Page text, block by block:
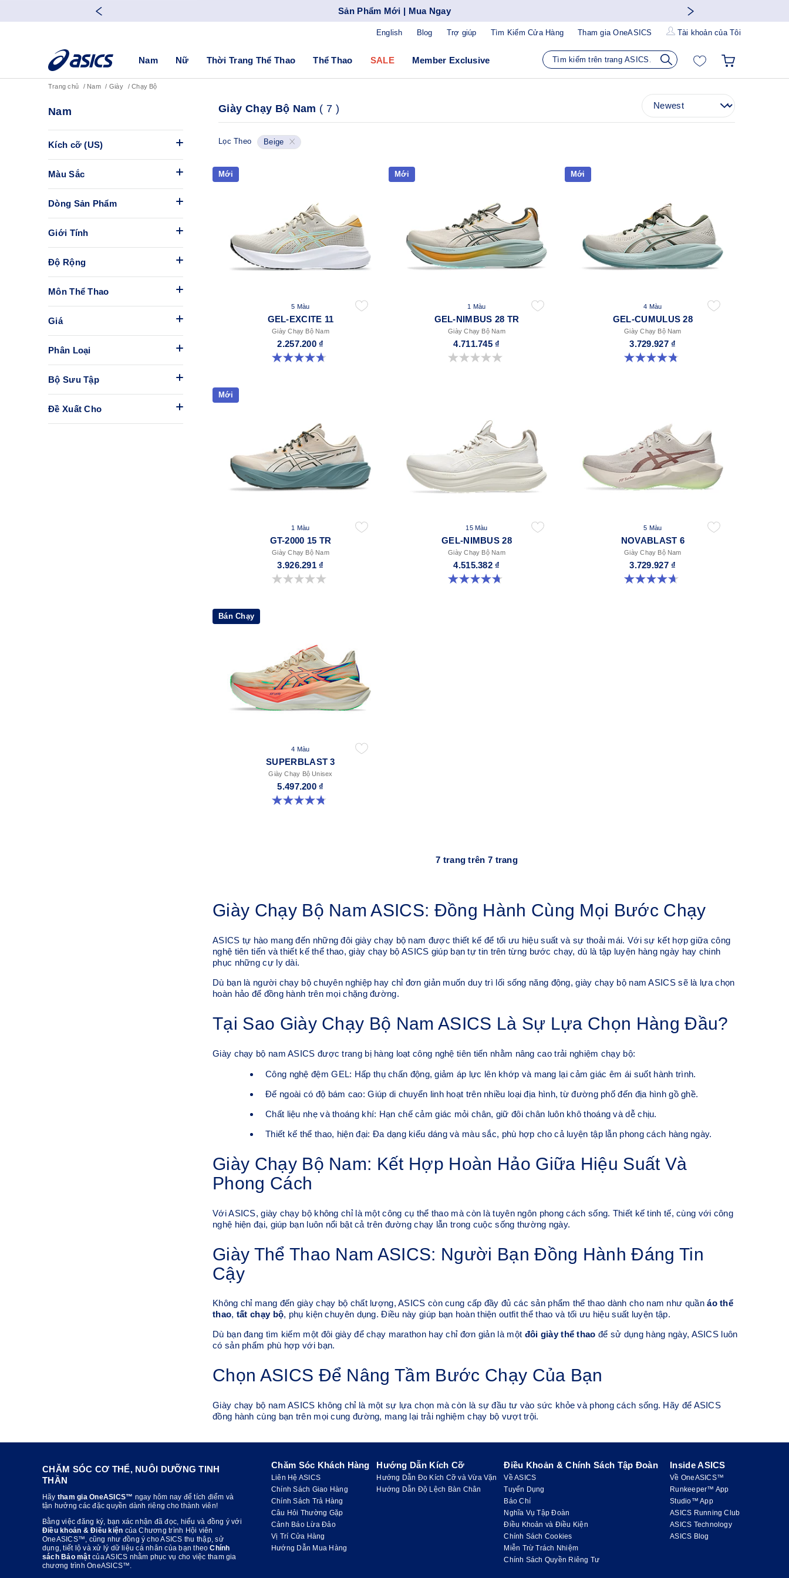
Sản Phẩm Mới | Mua Ngay
Blog Trợ giúp Tìm Kiếm Cửa Hàng Tham gia OneASICS Tài khoản của Tôi
English
Nam Nữ Thời Trang Thể Thao Thể Thao SALE Member Exclusive
Trang chủ Nam Giày Chạy Bộ
Nam
Kích cỡ (US)
Màu Sắc
Dòng Sản Phẩm
Giới Tính
Độ Rộng
Môn Thể Thao
Giá
Phân Loại
Bộ Sưu Tập
Đề Xuất Cho
Giày Chạy Bộ Nam ( 7 )
Lọc Theo Beige
Mới
5 Màu
GEL-EXCITE 11
Giày Chạy Bộ Nam
2.257.200 ₫
4.7 trong số 5 sao. 375 đánh giá
Mới
1 Màu
GEL-NIMBUS 28 TR
Giày Chạy Bộ Nam
4.711.745 ₫
0.0 trong số 5 sao.
Mới
4 Màu
GEL-CUMULUS 28
Giày Chạy Bộ Nam
3.729.927 ₫
4.8 trong số 5 sao. 85 đánh giá
Mới
1 Màu
GT-2000 15 TR
Giày Chạy Bộ Nam
3.926.291 ₫
0.0 trong số 5 sao.
15 Màu
GEL-NIMBUS 28
Giày Chạy Bộ Nam
4.515.382 ₫
4.7 trong số 5 sao. 280 đánh giá
5 Màu
NOVABLAST 6
Giày Chạy Bộ Nam
3.729.927 ₫
4.6 trong số 5 sao. 141 đánh giá
Bán Chạy
4 Màu
SUPERBLAST 3
Giày Chạy Bộ Unisex
5.497.200 ₫
4.8 trong số 5 sao. 761 đánh giá
7 trang trên 7 trang
Giày Chạy Bộ Nam ASICS: Đồng Hành Cùng Mọi Bước Chạy
ASICS tự hào mang đến những đôi giày chạy bộ nam được thiết kế để tối ưu hiệu suất và sự thoải mái. Với sự kết hợp giữa công
nghệ tiên tiến và thiết kế thể thao, giày chạy bộ ASICS giúp bạn tự tin trên từng bước chạy, dù là tập luyện hàng ngày hay chinh
phục những cự ly dài.
Dù bạn là người chạy bộ chuyên nghiệp hay chỉ đơn giản muốn duy trì lối sống năng động, giày chạy bộ nam ASICS sẽ là lựa chọn
hoàn hảo để đồng hành trên mọi chặng đường.
Tại Sao Giày Chạy Bộ Nam ASICS Là Sự Lựa Chọn Hàng Đầu?
Giày chạy bộ nam ASICS được trang bị hàng loạt công nghệ tiên tiến nhằm nâng cao trải nghiệm chạy bộ:
Công nghệ đệm GEL: Hấp thụ chấn động, giảm áp lực lên khớp và mang lại cảm giác êm ái suốt hành trình.
Đế ngoài có độ bám cao: Giúp di chuyển linh hoạt trên nhiều loại địa hình, từ đường phố đến địa hình gồ ghề.
Chất liệu nhẹ và thoáng khí: Hạn chế cảm giác mỏi chân, giữ đôi chân luôn khô thoáng và dễ chịu.
Thiết kế thể thao, hiện đại: Đa dạng kiểu dáng và màu sắc, phù hợp cho cả luyện tập lẫn phong cách hàng ngày.
Giày Chạy Bộ Nam: Kết Hợp Hoàn Hảo Giữa Hiệu Suất Và
Phong Cách
Với ASICS, giày chạy bộ không chỉ là một công cụ thể thao mà còn là tuyên ngôn phong cách sống. Thiết kế tinh tế, cùng với công
nghệ hiện đại, giúp bạn luôn nổi bật cả trên đường chạy lẫn trong cuộc sống thường ngày.
Giày Thể Thao Nam ASICS: Người Bạn Đồng Hành Đáng Tin
Cậy
Không chỉ mang đến giày chạy bộ chất lượng, ASICS còn cung cấp đầy đủ các sản phẩm thể thao dành cho nam như quầnáo thể
thao, tất chạy bộ, phụ kiện chuyên dụng. Điều này giúp bạn hoàn thiện outfit thể thao và tối ưu hiệu suất luyện tập.
Dù bạn đang tìm kiếm một đôi giày để chạy marathon hay chỉ đơn giản là một đôi giày thể thao để sử dụng hàng ngày, ASICS luôn
có sản phẩm phù hợp với bạn.
Chọn ASICS Để Nâng Tầm Bước Chạy Của Bạn
Giày chạy bộ nam ASICS không chỉ là một sự lựa chọn mà còn là sự đầu tư vào sức khỏe và phong cách sống. Hãy để ASICS
đồng hành cùng bạn trên mọi cung đường, mang lại trải nghiệm chạy bộ vượt trội.
CHĂM SÓC CƠ THỂ, NUÔI DƯỠNG TINH
THẦN
Hãy tham gia OneASICS™ ngay hôm nay để tích điểm và
tận hưởng các đặc quyền dành riêng cho thành viên!
Bằng việc đăng ký, bạn xác nhận đã đọc, hiểu và đồng ý với
Điều khoản & Điều kiện của Chương trình Hội viên
OneASICS™, cũng như đồng ý cho ASICS thu thập, sử
dụng, tiết lộ và xử lý dữ liệu cá nhân của bạn theoChính
sách Bảo mậtcủa ASICS nhằm phục vụ cho việc tham gia
chương trình OneASICS™.
Chăm Sóc Khách Hàng
Liên Hệ ASICS
Chính Sách Giao Hàng
Chính Sách Trả Hàng
Câu Hỏi Thường Gặp
Cảnh Báo Lừa Đảo
Vị Trí Cửa Hàng
Hướng Dẫn Mua Hàng
Hướng Dẫn Kích Cỡ
Hướng Dẫn Đo Kích Cỡ và Vừa Vặn
Hướng Dẫn Độ Lệch Bàn Chân
Điều Khoản & Chính Sách Tập Đoàn
Về ASICS
Tuyển Dụng
Báo Chí
Nghĩa Vụ Tập Đoàn
Điều Khoản và Điều Kiện
Chính Sách Cookies
Miễn Trừ Trách Nhiệm
Chính Sách Quyền Riêng Tư
Inside ASICS
Về OneASICS™
Runkeeper™ App
Studio™ App
ASICS Running Club
ASICS Technology
ASICS Blog